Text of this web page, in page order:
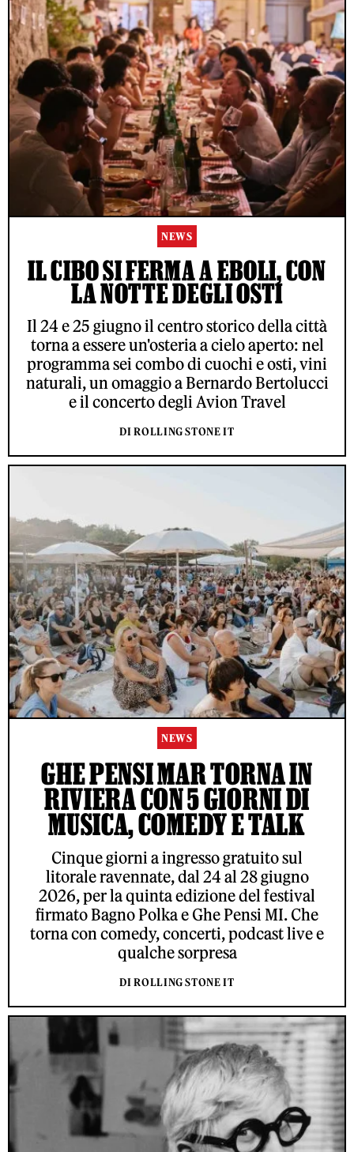
NEWS
IL CIBO SI FERMA A EBOLI, CON
LA NOTTE DEGLI OSTI
Il 24 e 25 giugno il centro storico della città
torna a essere un'osteria a cielo aperto: nel
programma sei combo di cuochi e osti, vini
naturali, un omaggio a Bernardo Bertolucci
e il concerto degli Avion Travel
DI ROLLING STONE IT
NEWS
GHE PENSI MAR TORNA IN
RIVIERA CON 5 GIORNI DI
MUSICA, COMEDY E TALK
Cinque giorni a ingresso gratuito sul
litorale ravennate, dal 24 al 28 giugno
2026, per la quinta edizione del festival
firmato Bagno Polka e Ghe Pensi MI. Che
torna con comedy, concerti, podcast live e
qualche sorpresa
DI ROLLING STONE IT